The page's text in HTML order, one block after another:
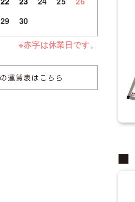
29 30
※赤字は休業日です。